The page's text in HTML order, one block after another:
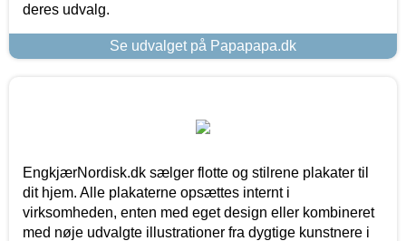
deres udvalg.
Se udvalget på Papapapa.dk
EngkjærNordisk.dk sælger flotte og stilrene plakater til
dit hjem. Alle plakaterne opsættes internt i
virksomheden, enten med eget design eller kombineret
med nøje udvalgte illustrationer fra dygtige kunstnere i